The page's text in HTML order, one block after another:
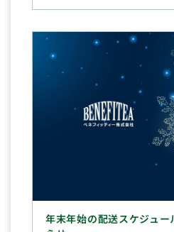
年末年始の配送スケジュ